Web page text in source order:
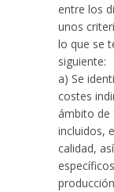
entre los
unos
lo que se
siguiente:
a) Se
costes
ámbito de
incluidos,
calidad,